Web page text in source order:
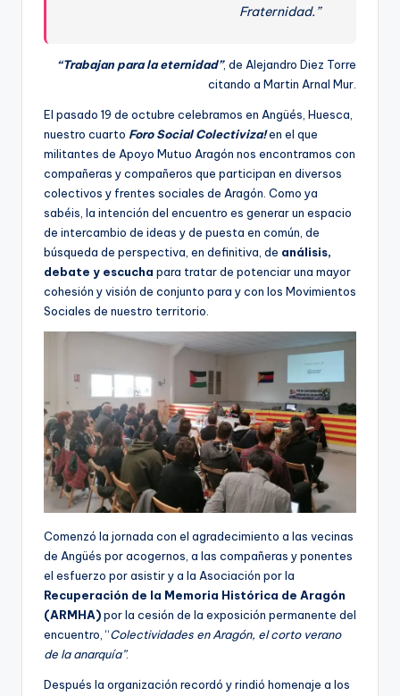
Fraternidad.”
“Trabajan para la eternidad”, de Alejandro Diez Torre
citando a Martin Arnal Mur.
El pasado 19 de octubre celebramos en Angüés, Huesca,
nuestro cuarto Foro Social Colectiviza!en el que
militantes de Apoyo Mutuo Aragón nos encontramos con
compañeras y compañeros que participan en diversos
colectivos y frentes sociales de Aragón. Como ya
sabéis, la intención del encuentro es generar un espacio
de intercambio de ideas y de puesta en común, de
búsqueda de perspectiva, en definitiva, de análisis,
debate y escucha para tratar de potenciar una mayor
cohesión y visión de conjunto para y con los Movimientos
Sociales de nuestro territorio.
Comenzó la jornada con el agradecimiento a las vecinas
de Angüés por acogernos, a las compañeras y ponentes
el esfuerzo por asistir y a la Asociación por la
Recuperación de la Memoria Histórica de Aragón
(ARMHA)por la cesión de la exposición permanente del
encuentro, “Colectividades en Aragón, el corto verano
de la anarquía”.
Después la organización recordó y rindió homenaje a los